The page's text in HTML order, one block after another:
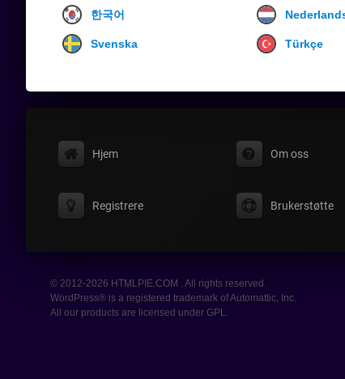
한국어
Svenska Türkçe
Hjem Om oss
Registrere Brukerstøtte
© 2012-2026 HTMLPIE.COM . All rights reserved.
WordPress® is a registered trademark of Automattic, Inc.
All our products are licensed under GPL.